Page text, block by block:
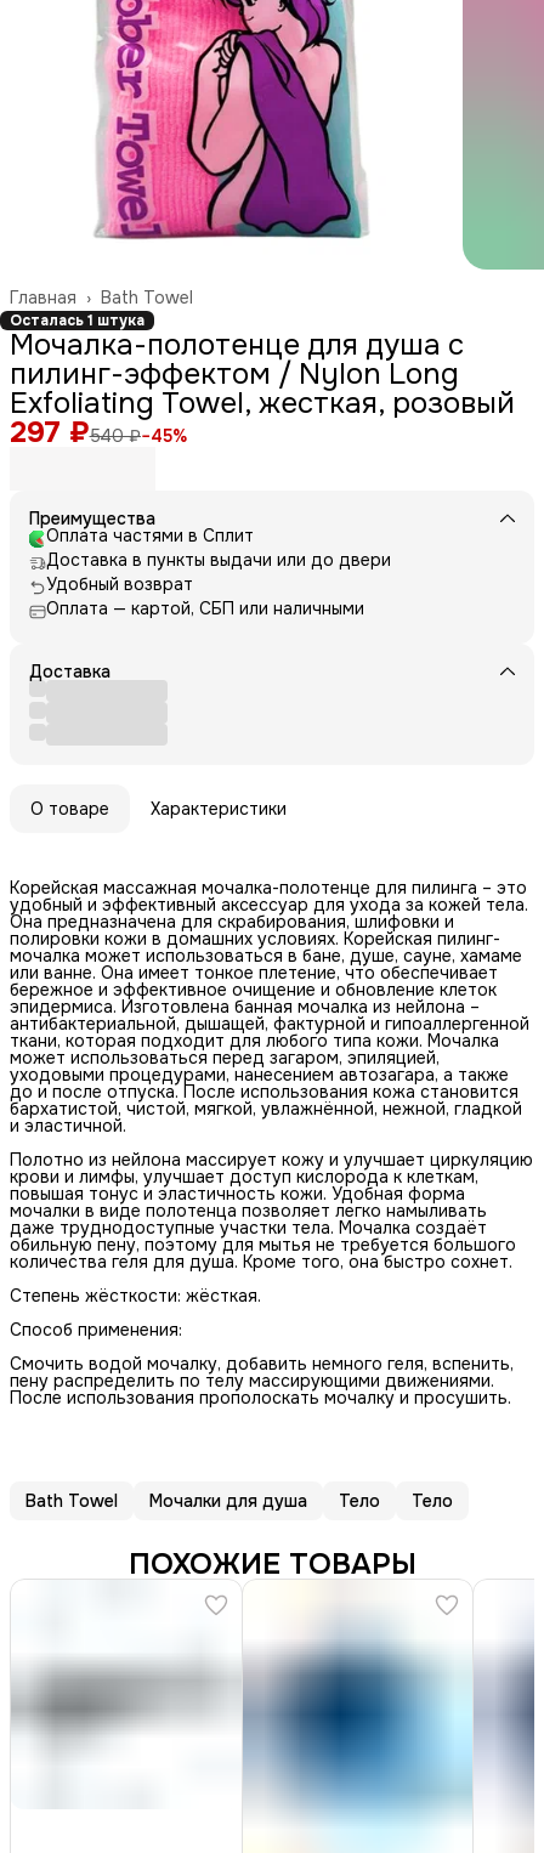
Bath Towel
Главная ›
Осталась 1 штука
Мочалка-полотенце для душа с
пилинг-эффектом / Nylon Long
Exfoliating Towel, жесткая, розовый
297 ₽540 ₽−45%
Преимущества
Оплата частями в Сплит
Доставка в пункты выдачи или до двери
Удобный возврат
Оплата — картой, СБП или наличными
Доставка
О товаре Характеристики
Корейская массажная мочалка-полотенце для пилинга – это
удобный и эффективный аксессуар для ухода за кожей тела.
Она предназначена для скрабирования, шлифовки и
полировки кожи в домашних условиях. Корейская пилинг-
мочалка может использоваться в бане, душе, сауне, хамаме
или ванне. Она имеет тонкое плетение, что обеспечивает
бережное и эффективное очищение и обновление клеток
эпидермиса. Изготовлена банная мочалка из нейлона –
антибактериальной, дышащей, фактурной и гипоаллергенной
ткани, которая подходит для любого типа кожи. Мочалка
может использоваться перед загаром, эпиляцией,
уходовыми процедурами, нанесением автозагара, а также
до и после отпуска. После использования кожа становится
бархатистой, чистой, мягкой, увлажнённой, нежной, гладкой
и эластичной.
Полотно из нейлона массирует кожу и улучшает циркуляцию
крови и лимфы, улучшает доступ кислорода к клеткам,
повышая тонус и эластичность кожи. Удобная форма
мочалки в виде полотенца позволяет легко намыливать
даже труднодоступные участки тела. Мочалка создаёт
обильную пену, поэтому для мытья не требуется большого
количества геля для душа. Кроме того, она быстро сохнет.
Степень жёсткости: жёсткая.
Способ применения:
Смочить водой мочалку, добавить немного геля, вспенить,
пену распределить по телу массирующими движениями.
После использования прополоскать мочалку и просушить.
Bath Towel Мочалки для душа Тело Тело
ПОХОЖИЕ ТОВАРЫ